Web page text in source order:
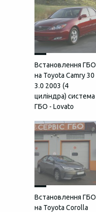
Встановлення ГБО
на Toyota Camry 30
3.0 2003 (4
циліндра) система
ГБО - Lovato
Встановлення ГБО
на Toyota Corolla